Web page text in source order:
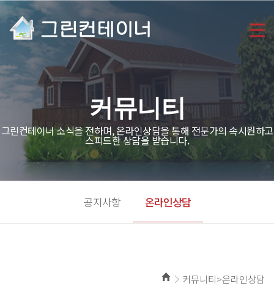
커뮤니티
그린컨테이너 소식을 전하며, 온라인상담을 통해 전문가의 속시원하고
스피드한 상담을 받습니다.
공지사항 온라인상담
커뮤니티>온라인상담